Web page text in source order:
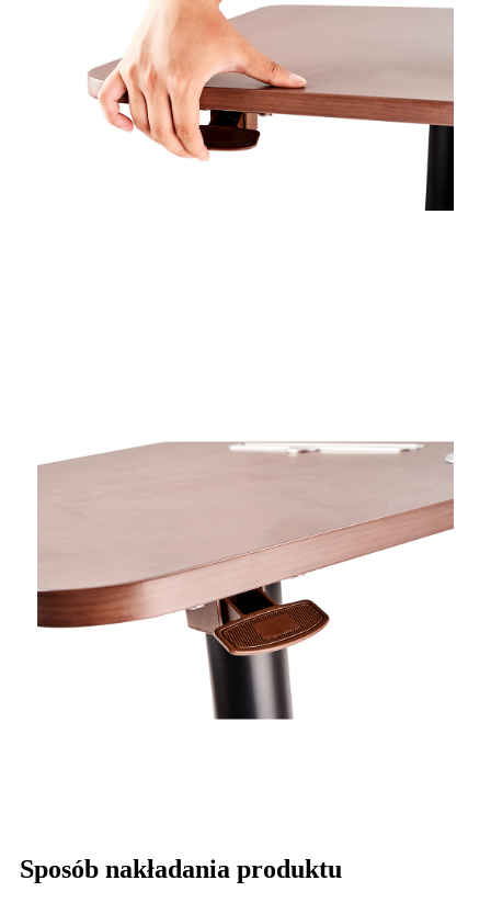
Sposób nakładania produktu